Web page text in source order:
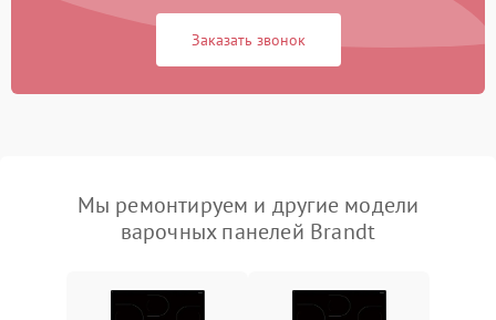
Заказать звонок
Мы ремонтируем и другие модели
варочных панелей Brandt